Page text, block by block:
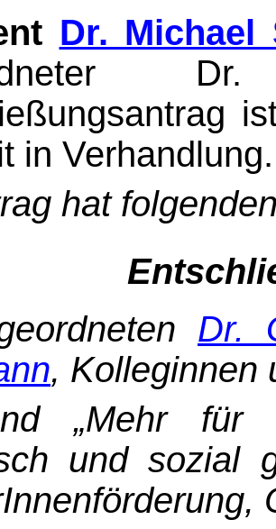
Dr. Michael
in Verhandlung.
hat
Dr.
, Kolleginnen
„Mehr für
und sozial